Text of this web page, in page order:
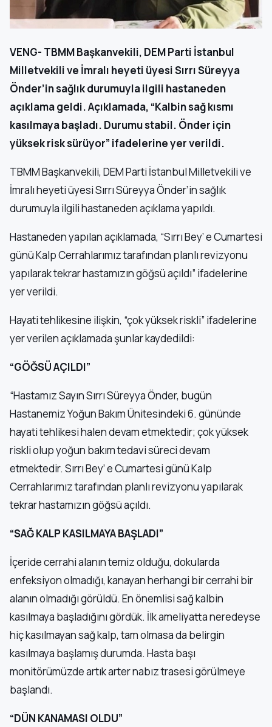
VENG- TBMM Başkanvekili, DEM Parti İstanbul
Milletvekili ve İmralı heyeti üyesi Sırrı Süreyya
Önder’in sağlık durumuyla ilgili hastaneden
açıklama geldi. Açıklamada, “Kalbin sağ kısmı
kasılmaya başladı. Durumu stabil. Önder için
yüksek risk sürüyor” ifadelerine yer verildi.
TBMM Başkanvekili, DEM Parti İstanbul Milletvekili ve
İmralı heyeti üyesi Sırrı Süreyya Önder’in sağlık
durumuyla ilgili hastaneden açıklama yapıldı.
Hastaneden yapılan açıklamada, “Sırrı Bey’ e Cumartesi
günü Kalp Cerrahlarımız tarafından planlı revizyonu
yapılarak tekrar hastamızın göğsü açıldı” ifadelerine
yer verildi.
Hayati tehlikesine ilişkin, “çok yüksek riskli” ifadelerine
yer verilen açıklamada şunlar kaydedildi:
“GÖĞSÜ AÇILDI”
“Hastamız Sayın Sırrı Süreyya Önder, bugün
Hastanemiz Yoğun Bakım Ünitesindeki 6. gününde
hayati tehlikesi halen devam etmektedir; çok yüksek
riskli olup yoğun bakım tedavi süreci devam
etmektedir. Sırrı Bey’ e Cumartesi günü Kalp
Cerrahlarımız tarafından planlı revizyonu yapılarak
tekrar hastamızın göğsü açıldı.
“SAĞ KALP KASILMAYA BAŞLADI”
İçeride cerrahi alanın temiz olduğu, dokularda
enfeksiyon olmadığı, kanayan herhangi bir cerrahi bir
alanın olmadığı görüldü. En önemlisi sağ kalbin
kasılmaya başladığını gördük. İlk ameliyatta neredeyse
hiç kasılmayan sağ kalp, tam olmasa da belirgin
kasılmaya başlamış durumda. Hasta başı
monitörümüzde artık arter nabız trasesi görülmeye
başlandı.
“DÜN KANAMASI OLDU”